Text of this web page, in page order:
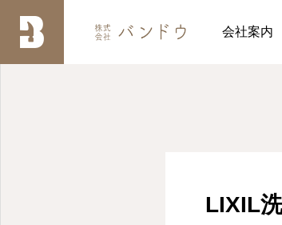
会社案内
ブログ
LIXIL